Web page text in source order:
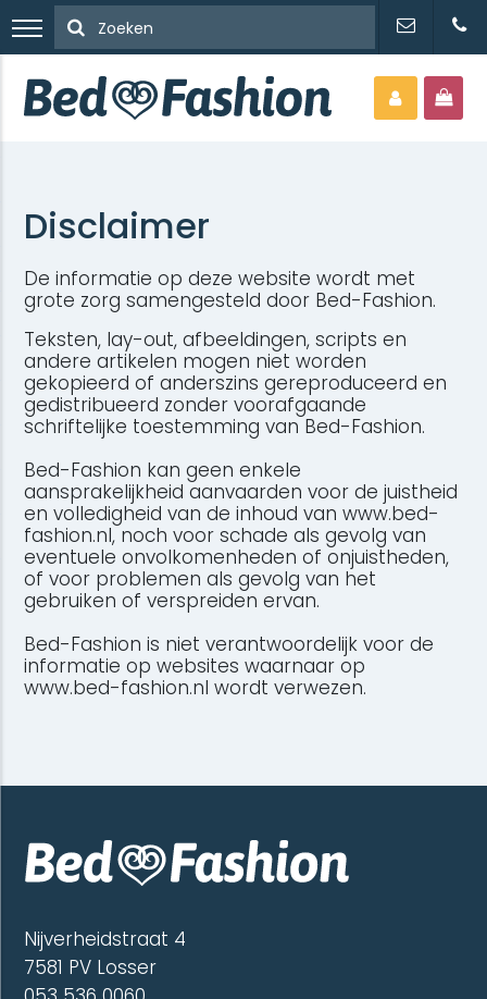
Disclaimer
De informatie op deze website wordt met
grote zorg samengesteld door Bed-Fashion.
Teksten, lay-out, afbeeldingen, scripts en
andere artikelen mogen niet worden
gekopieerd of anderszins gereproduceerd en
gedistribueerd zonder voorafgaande
schriftelijke toestemming van Bed-Fashion.
Bed-Fashion kan geen enkele
aansprakelijkheid aanvaarden voor de juistheid
en volledigheid van de inhoud van www.bed-
fashion.nl, noch voor schade als gevolg van
eventuele onvolkomenheden of onjuistheden,
of voor problemen als gevolg van het
gebruiken of verspreiden ervan.
Bed-Fashion is niet verantwoordelijk voor de
informatie op websites waarnaar op
www.bed-fashion.nl wordt verwezen.
Nijverheidstraat 4
7581 PV Losser